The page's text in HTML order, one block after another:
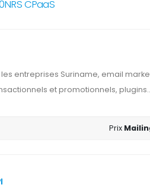
CPaaS
entreprises Suriname, email
et promotionnels,
Prix